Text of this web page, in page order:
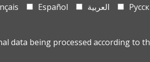
Español العربية
data being processed according to